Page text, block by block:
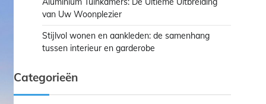
van Uw Woonplezier
Stijlvol wonen en aankleden: de samenhang
tussen interieur en garderobe
Categorieën